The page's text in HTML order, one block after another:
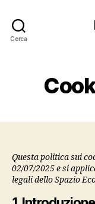
Cerca
Questa politica sui
02/07/2025 e si
legali dello Spazio